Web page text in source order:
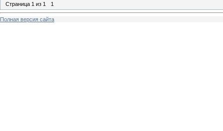
Страница 1 из 1 1
Полная версия сайта